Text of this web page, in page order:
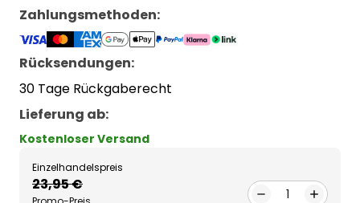
Zahlungsmethoden:
Rücksendungen:
30 Tage Rückgaberecht
Lieferung ab:
Kostenloser Versand
Einzelhandelspreis
23,95 €
1